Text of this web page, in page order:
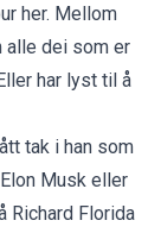
her. Mellom
alle dei som er
har lyst til å
tak i han som
Musk eller
Richard Florida